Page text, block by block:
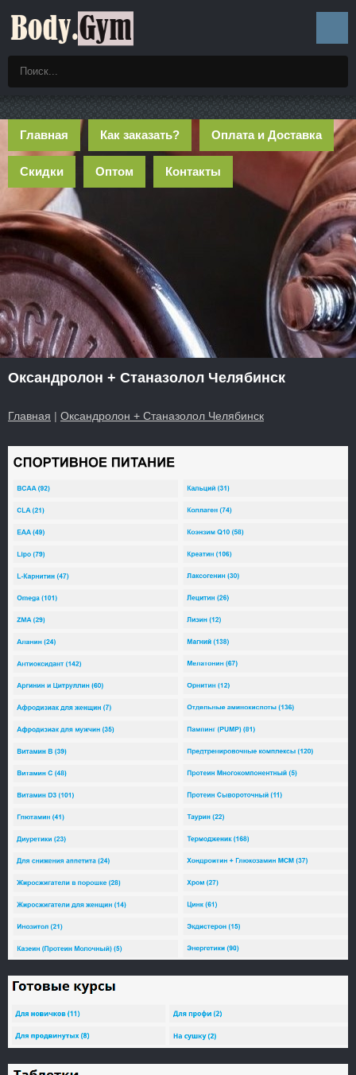
Главная Как заказать? Оплата и Доставка
Скидки Оптом Контакты
Оксандролон + Станазолол Челябинск
Главная | Оксандролон + Станазолол Челябинск